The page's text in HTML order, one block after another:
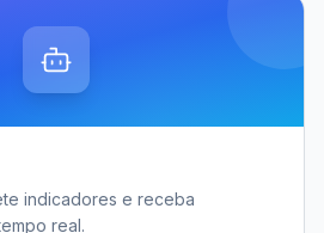
indicadores e receba
real.